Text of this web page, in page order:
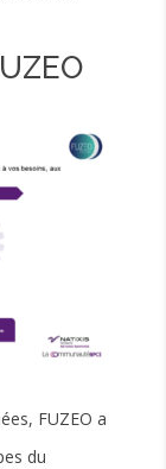
FUZEO a
du